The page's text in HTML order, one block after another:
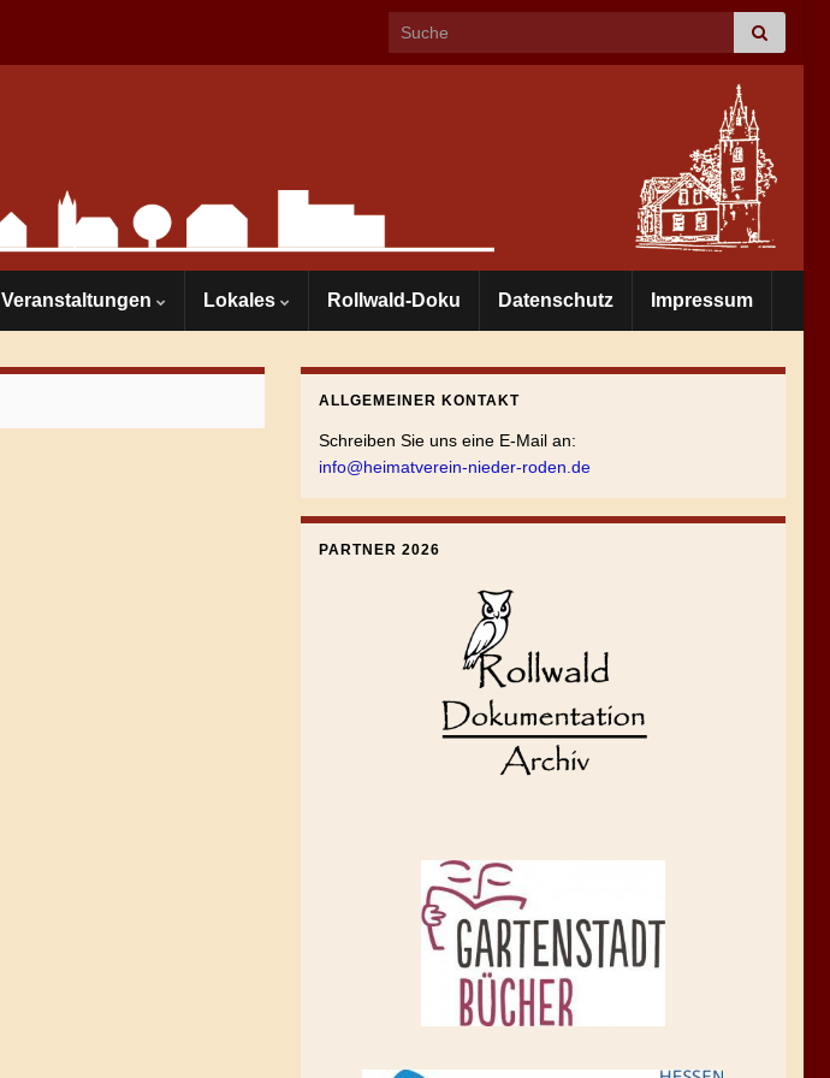
Search for:
Veranstaltungen Lokales Rollwald-Doku Datenschutz Impressum
ALLGEMEINER KONTAKT
Schreiben Sie uns eine E-Mail an:
info@heimatverein-nieder-roden.de
PARTNER 2026